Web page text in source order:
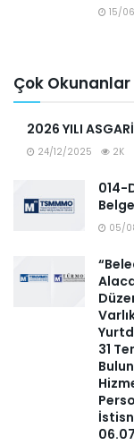
15/
Çok Okunanlar
2026 YILI
24/12/2025 2K
014-
05/
31